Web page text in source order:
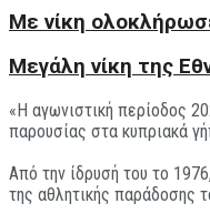
Με νίκη
Μεγάλη νίκη της
«Η αγωνιστική περίοδος
παρουσίας στα κυπριακά
Από την ίδρυσή του το
της αθλητικής παράδοσης